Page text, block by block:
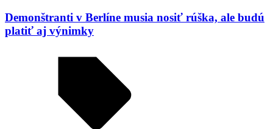
Demonštranti v Berlíne musia nosiť rúška, ale budú
platiť aj výnimky